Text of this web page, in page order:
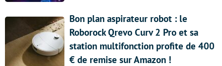
Bon plan aspirateur robot : le
Roborock Qrevo Curv 2 Pro et sa
station multifonction profite de 400
€ de remise sur Amazon !